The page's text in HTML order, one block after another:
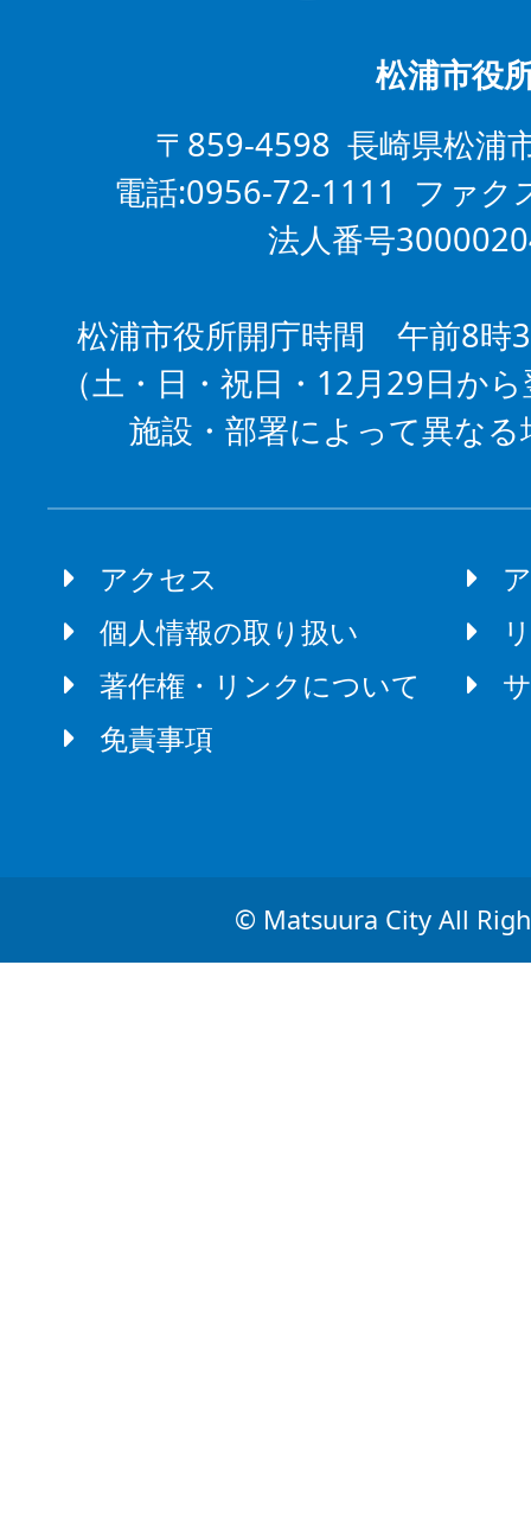
松浦市役
〒859-4598 長崎県松浦
電話:0956-72-1111 ファ
法人番号
松浦市役所開庁時間 午前8時
（土・日・祝日・12月29日か
施設・部署によって異な
アクセス
個人情報の取り扱い
著作権・リンクについて
免責事項
© Matsuura City All